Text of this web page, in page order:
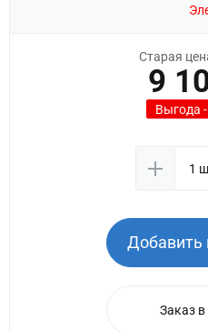
Старая
9
Выгода
Добавить
Заказ в